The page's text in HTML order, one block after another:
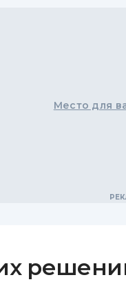
Место для